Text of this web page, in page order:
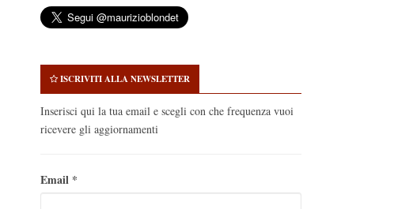
ISCRIVITI ALLA NEWSLETTER
Inserisci qui la tua email e scegli con che frequenza vuoi
ricevere gli aggiornamenti
Email *